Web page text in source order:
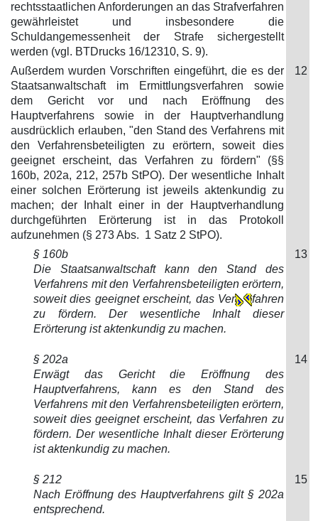
rechtsstaatlichen Anforderungen an das Strafverfahren
gewährleistet und insbesondere die
Schuldangemessenheit der Strafe sichergestellt
werden (vgl. BTDrucks 16/12310, S. 9).
Außerdem wurden Vorschriften eingeführt, die es der
Staatsanwaltschaft im Ermittlungsverfahren sowie
dem Gericht vor und nach Eröffnung des
Hauptverfahrens sowie in der Hauptverhandlung
ausdrücklich erlauben, "den Stand des Verfahrens mit
den Verfahrensbeteiligten zu erörtern, soweit dies
geeignet erscheint, das Verfahren zu fördern" (§§
160b, 202a, 212, 257b StPO). Der wesentliche Inhalt
einer solchen Erörterung ist jeweils aktenkundig zu
machen; der Inhalt einer in der Hauptverhandlung
durchgeführten Erörterung ist in das Protokoll
aufzunehmen (§ 273 Abs. 1 Satz 2 StPO).
12
§ 160b
Die Staatsanwaltschaft kann den Stand des
Verfahrens mit den Verfahrensbeteiligten erörtern,
soweit dies geeignet erscheint, das Ver
fahren
zu fördern. Der wesentliche Inhalt dieser
Erörterung ist aktenkundig zu machen.
13
§ 202a
Erwägt das Gericht die Eröffnung des
Hauptverfahrens, kann es den Stand des
Verfahrens mit den Verfahrensbeteiligten erörtern,
soweit dies geeignet erscheint, das Verfahren zu
fördern. Der wesentliche Inhalt dieser Erörterung
ist aktenkundig zu machen.
14
§ 212
Nach Eröffnung des Hauptverfahrens gilt § 202a
entsprechend.
15